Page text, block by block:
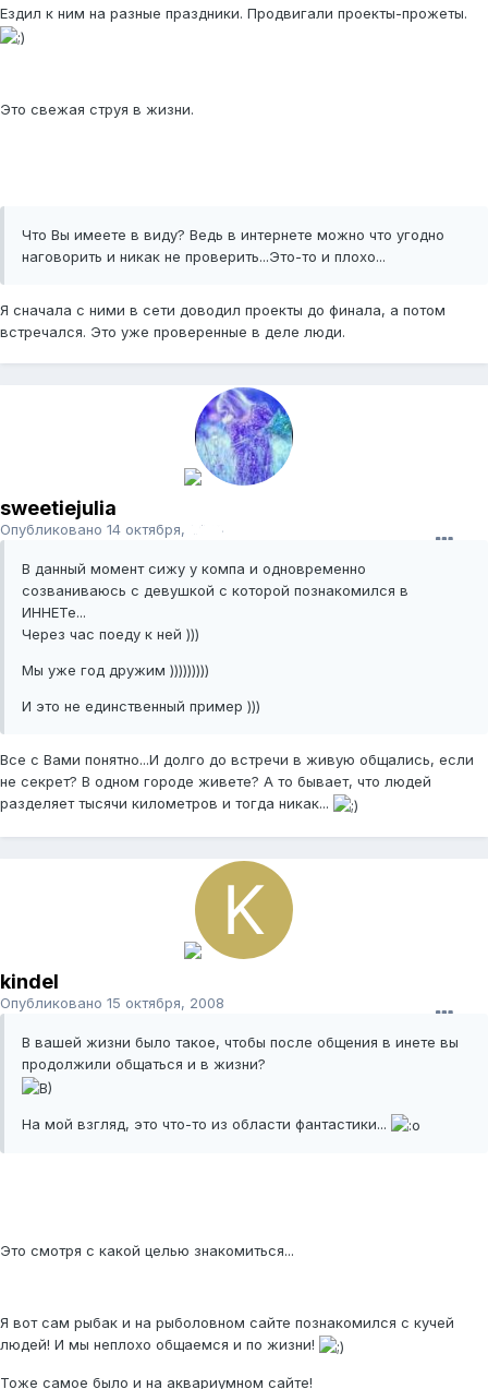
Ездил к ним на разные праздники. Продвигали проекты-прожеты.
Это свежая струя в жизни.
Что Вы имеете в виду? Ведь в интернете можно что угодно
наговорить и никак не проверить...Это-то и плохо...
Я сначала с ними в сети доводил проекты до финала, а потом
встречался. Это уже проверенные в деле люди.
sweetiejulia
Опубликовано 14 октября, 2008
В данный момент сижу у компа и одновременно
созваниваюсь с девушкой с которой познакомился в
ИННЕТе...
Через час поеду к ней )))
Мы уже год дружим )))))))))
И это не единственный пример )))
Все с Вами понятно...И долго до встречи в живую общались, если
не секрет? В одном городе живете? А то бывает, что людей
разделяет тысячи километров и тогда никак...
kindel
Опубликовано 15 октября, 2008
В вашей жизни было такое, чтобы после общения в инете вы
продолжили общаться и в жизни?
На мой взгляд, это что-то из области фантастики...
Это смотря с какой целью знакомиться...
Я вот сам рыбак и на рыболовном сайте познакомился с кучей
людей! И мы неплохо общаемся и по жизни!
Тоже самое было и на аквариумном сайте!